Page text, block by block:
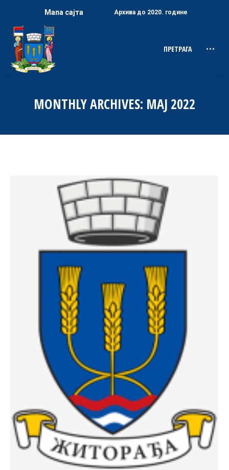
Мапа сајта Архива до 2020. године
Search:
ПРЕТРАГА
MONTHLY ARCHIVES: МАЈ 2022